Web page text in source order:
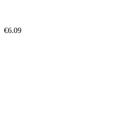
€6.09